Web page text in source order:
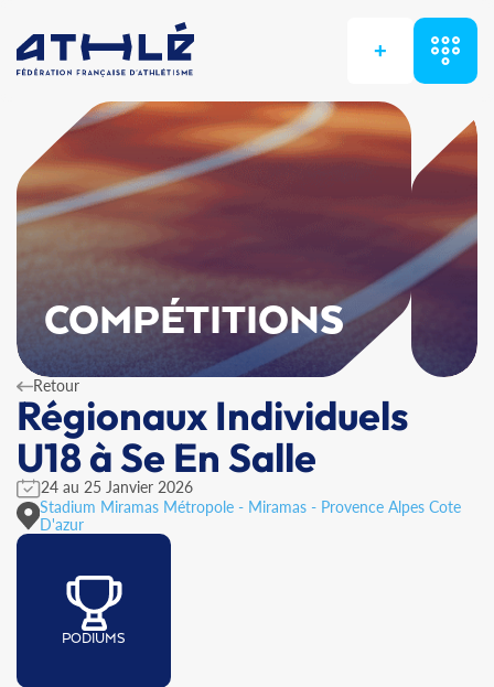
+
COMPÉTITIONS
Retour
Régionaux Individuels
U18 à Se En Salle
24 au 25 Janvier 2026
Stadium Miramas Métropole - Miramas - Provence Alpes Cote
D'azur
PODIUMS